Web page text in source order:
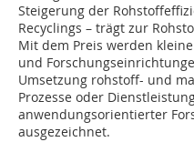
Steigerung der
Recyclings – trägt zur
Mit dem Preis werden
und
Umsetzung rohstoff- und
Prozesse oder
anwendungsorientierter
ausgezeichnet.